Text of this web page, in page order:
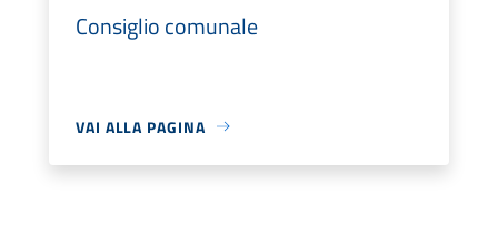
Consiglio comunale
VAI ALLA PAGINA